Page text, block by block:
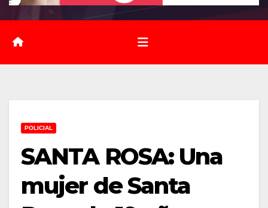
POLICIAL
SANTA ROSA: Una
mujer de Santa